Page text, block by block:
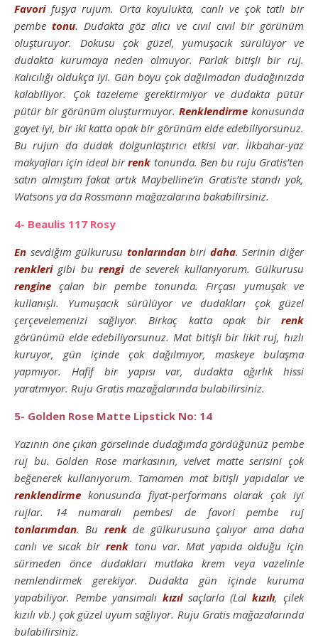
Favorifuşya rujum. Orta koyulukta, canlı ve çok tatlı bir
pembetonu. Dudakta göz alıcı ve cıvıl cıvıl bir görünüm
oluşturuyor. Dokusu çok güzel, yumuşacık sürülüyor ve
dudakta kurumaya neden olmuyor. Parlak bitişli bir ruj.
Kalıcılığı oldukça iyi. Gün boyu çok dağılmadan dudağınızda
kalabiliyor. Çok tazeleme gerektirmiyor ve dudakta pütür
pütür bir görünüm oluşturmuyor.Renklendirme konusunda
gayet iyi, bir iki katta opak bir görünüm elde edebiliyorsunuz.
Bu rujun da dudak dolgunlaştırıcı etkisi var. İlkbahar-yaz
makyajları için ideal birrenk tonunda. Ben bu ruju Gratis’ten
satın almıştım fakat artık Maybelline’in Gratis’te standı yok,
Watsons ya da Rossmann mağazalarına bakabilirsiniz.
4- Beaulis 117 Rosy
En sevdiğim gülkurusu tonlarındanbiri daha. Serinin diğer
renklerigibi burengide severek kullanıyorum. Gülkurusu
rengine çalan bir pembe tonunda. Fırçası yumuşak ve
kullanışlı. Yumuşacık sürülüyor ve dudakları çok güzel
çerçevelemenizi sağlıyor. Birkaç katta opak bir renk
görünümü elde edebiliyorsunuz. Mat bitişli bir likit ruj, hızlı
kuruyor, gün içinde çok dağılmıyor, maskeye bulaşma
yapmıyor. Hafif bir yapısı var, dudakta ağırlık hissi
yaratmıyor. Ruju Gratis mazağalarında bulabilirsiniz.
5- Golden Rose Matte Lipstick No: 14
Yazının öne çıkan görselinde dudağımda gördüğünüz pembe
ruj bu. Golden Rose markasının, velvet matte serisini çok
beğenerek kullanıyorum. Tamamen mat bitişli yapıdalar ve
renklendirme konusunda fiyat-performans olarak çok iyi
rujlar. 14 numaralı pembesi de favori pembe ruj
tonlarımdan. Bu renkde gülkurusuna çalıyor ama daha
canlı ve sıcak birrenk tonu var. Mat yapıda olduğu için
sürmeden önce dudakları mutlaka krem veya vazelinle
nemlendirmek gerekiyor. Dudakta gün içinde kuruma
yapabiliyor. Pembe yansımalı kızılsaçlarla (Lal kızılı, çilek
kızılı vb.) çok güzel uyum sağlıyor. Ruju Gratis mağazalarında
bulabilirsiniz.